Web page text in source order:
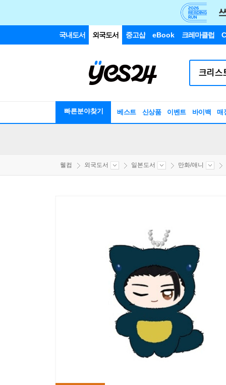
국내도서 외국도서 중고샵 eBook 크레마클럽
빠른분야찾기 베스트 신상품 이벤트 바이백 매
웰컴 외국도서 일본도서 만화/애니